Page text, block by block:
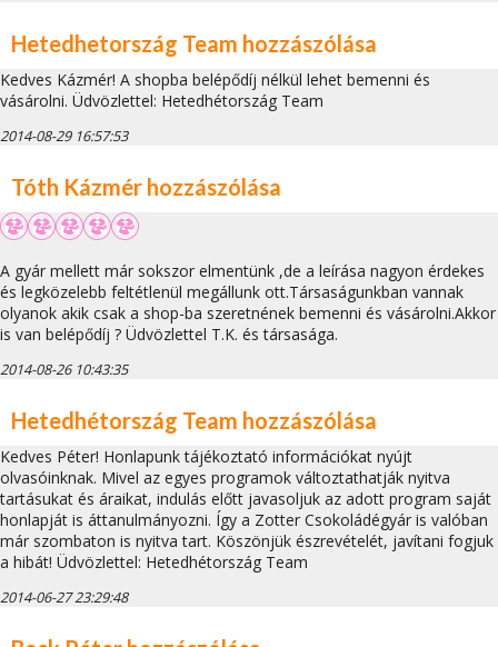
Hetedhetország Team hozzászólása
Kedves Kázmér! A shopba belépődíj nélkül lehet bemenni és
vásárolni. Üdvözlettel: Hetedhétország Team
2014-08-29 16:57:53
Tóth Kázmér hozzászólása
A gyár mellett már sokszor elmentünk ,de a leírása nagyon érdekes
és legközelebb feltétlenül megállunk ott.Társaságunkban vannak
olyanok akik csak a shop-ba szeretnének bemenni és vásárolni.Akkor
is van belépődíj ? Üdvözlettel T.K. és társasága.
2014-08-26 10:43:35
Hetedhétország Team hozzászólása
Kedves Péter! Honlapunk tájékoztató információkat nyújt
olvasóinknak. Mivel az egyes programok változtathatják nyitva
tartásukat és áraikat, indulás előtt javasoljuk az adott program saját
honlapját is áttanulmányozni. Így a Zotter Csokoládégyár is valóban
már szombaton is nyitva tart. Köszönjük észrevételét, javítani fogjuk
a hibát! Üdvözlettel: Hetedhétország Team
2014-06-27 23:29:48